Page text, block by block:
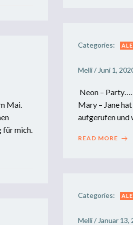
Categories:
Melli/ Juni 1,
Neon –
Mary – Jane
aufgerufen und
READ MORE
Mai.
für mich.
Categories:
Melli/ Januar 13,